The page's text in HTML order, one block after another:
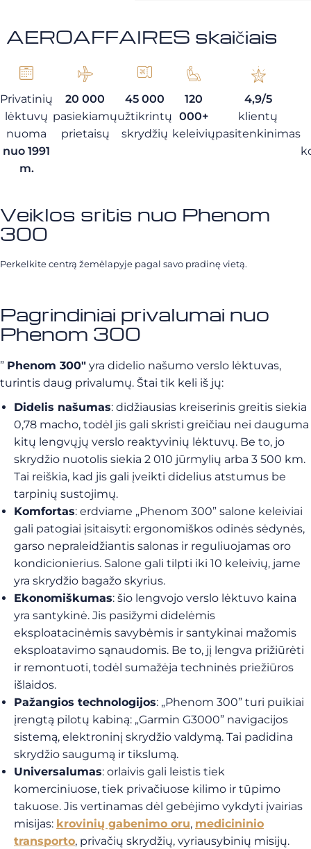
AEROAFFAIRES skaičiais
Privatinių
lėktuvų
nuoma
nuo 1991
m.
20 000
pasiekiamų
prietaisų
45 000
užtikrintų
skrydžių
120
000+
keleivių
4,9/5
klientų
pasitenkinimas
Veiklos sritis nuo Phenom
300
Perkelkite centrą žemėlapyje pagal savo pradinę vietą.
Pagrindiniai privalumai nuo
Phenom 300
” Phenom 300″ yra didelio našumo verslo lėktuvas,
turintis daug privalumų. Štai tik keli iš jų:
Didelis našumas: didžiausias kreiserinis greitis siekia
0,78 macho, todėl jis gali skristi greičiau nei dauguma
kitų lengvųjų verslo reaktyvinių lėktuvų. Be to, jo
skrydžio nuotolis siekia 2 010 jūrmylių arba 3 500 km.
Tai reiškia, kad jis gali įveikti didelius atstumus be
tarpinių sustojimų.
Komfortas: erdviame „Phenom 300” salone keleiviai
gali patogiai įsitaisyti: ergonomiškos odinės sėdynės,
garso nepraleidžiantis salonas ir reguliuojamas oro
kondicionierius. Salone gali tilpti iki 10 keleivių, jame
yra skrydžio bagažo skyrius.
Ekonomiškumas: šio lengvojo verslo lėktuvo kaina
yra santykinė. Jis pasižymi didelėmis
eksploatacinėmis savybėmis ir santykinai mažomis
eksploatavimo sąnaudomis. Be to, jį lengva prižiūrėti
ir remontuoti, todėl sumažėja techninės priežiūros
išlaidos.
Pažangios technologijos: „Phenom 300” turi puikiai
įrengtą pilotų kabiną: „Garmin G3000” navigacijos
sistemą, elektroninį skrydžio valdymą. Tai padidina
skrydžio saugumą ir tikslumą.
Universalumas: orlaivis gali leistis tiek
komerciniuose, tiek privačiuose kilimo ir tūpimo
takuose. Jis vertinamas dėl gebėjimo vykdyti įvairias
misijas: krovinių gabenimo oru, medicininio
transporto, privačių skrydžių, vyriausybinių misijų.